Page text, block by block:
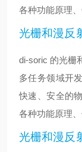
各种功能原理
光栅和漫反
di-soric 的光栅
多任务领域开
快速、安全的
各种功能原理
光栅和漫反